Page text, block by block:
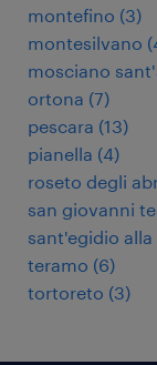
montefino (3)
montesilvano (
mosciano
ortona (7)
pescara (13)
pianella (4)
roseto degli
san giovanni
sant'egidio
teramo (6)
tortoreto (3)